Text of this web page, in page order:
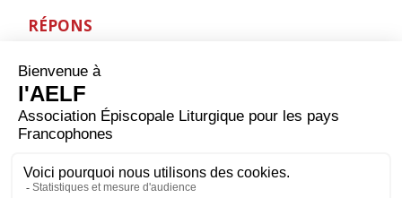
RÉPONS
fais-moi vivre selon ta parole.
ORAISON
Nous te prions, Seigneur Jésus Christ, à l’heure où tu fus
élevé sur la croix pour le rachat du monde et où les
toujours la lumière qui nous guidera jusqu’à la vraie vie.